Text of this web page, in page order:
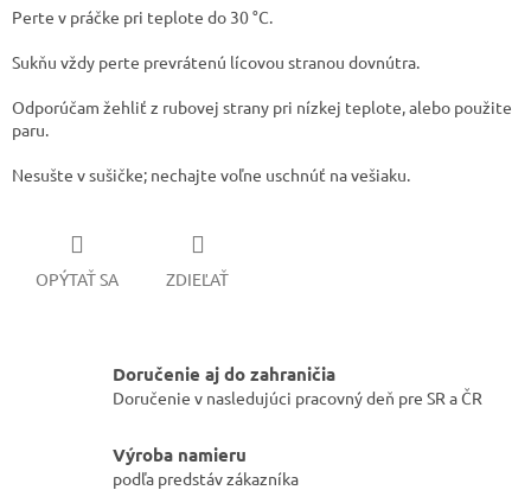
​Perte v práčke pri teplote do 30 °C.
​Sukňu vždy perte prevrátenú lícovou stranou dovnútra.
​​Odporúčam žehliť z rubovej strany pri nízkej teplote, alebo použite
paru.
​Nesušte v sušičke; nechajte voľne uschnúť na vešiaku.
OPÝTAŤ SA ZDIEĽAŤ
Doručenie aj do zahraničia
Doručenie v nasledujúci pracovný deň pre SR a ČR
Výroba namieru
podľa predstáv zákazníka